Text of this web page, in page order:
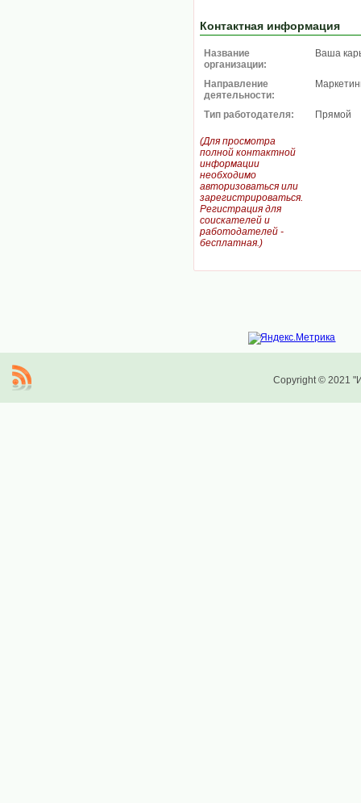
Контактная информация
Название
организации:
Ваша
Направление
деятельности:
Тип работодателя: Прямой
(Для просмотра
полной контактной
информации
необходимо
авторизоваться или
зарегистрироваться.
Регистрация для
соискателей и
работодателей -
бесплатная.)
Copyright © 2021